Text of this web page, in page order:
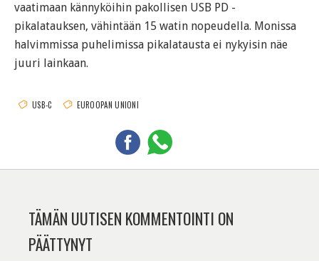
vaatimaan kännyköihin pakollisen USB PD -
pikalatauksen, vähintään 15 watin nopeudella. Monissa
halvimmissa puhelimissa pikalatausta ei nykyisin näe
juuri lainkaan.
USB-C EUROOPAN UNIONI
TÄMÄN UUTISEN KOMMENTOINTI ON
PÄÄTTYNYT